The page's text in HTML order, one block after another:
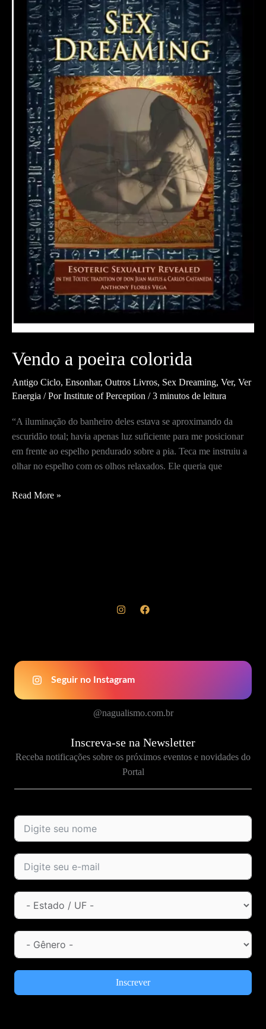
Vendo a poeira colorida
Antigo Ciclo, Ensonhar, Outros Livros, Sex Dreaming, Ver, Ver
Energia / PorInstitute of Perception /3 minutos de leitura
“A iluminação do banheiro deles estava se aproximando da
escuridão total; havia apenas luz suficiente para me posicionar
em frente ao espelho pendurado sobre a pia. Teca me instruiu a
olhar no espelho com os olhos relaxados. Ele queria que
Vendo
Read More »
Seguir no Instagram
@nagualismo.com.br
Inscreva-se na Newsletter
Receba notificações sobre os próximos eventos e novidades do
Portal
Inscrever